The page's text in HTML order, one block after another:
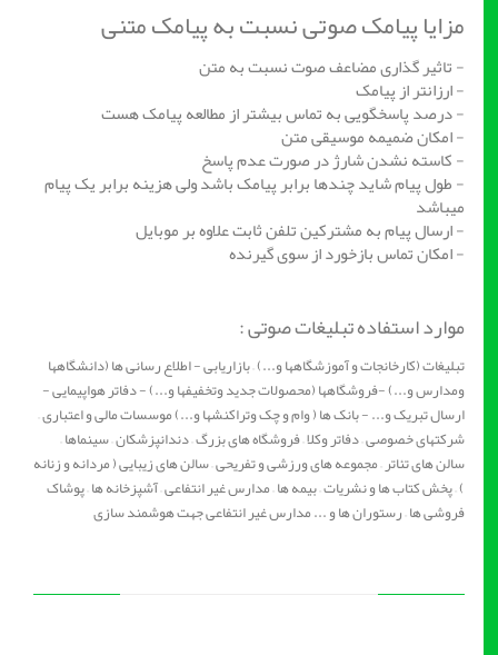
مزایا پیامک صوتی نسبت به پیامک متنی
- تاثیر گذاری مضاعف صوت نسبت به متن
- ارزانتر از پیامک
- درصد پاسخگویی به تماس بیشتر از مطالعه پیامک هست
- امکان ضمیمه موسیقی متن
- کاسته نشدن شارژ در صورت عدم پاسخ
- طول پیام شاید چندها برابر پیامک باشد ولی هزینه برابر یک پیام
میباشد
- ارسال پیام به مشترکین تلفن ثابت علاوه بر موبایل
- امکان تماس بازخورد از سوی گیرنده
موارد استفاده تبلیغات صوتی :
تبلیغات (کارخانجات و آموزشگاهها و...) – بازاریابی - اطلاع رسانی ها (دانشگاهها
ومدارس و...) -فروشگاهها (محصولات جدید وتخفیفها و...) - دفاتر هواپیمایی -
ارسال تبریک و... - بانک ها ( وام و چک وتراکنشها و...) موسسات مالی و اعتباری –
شرکتهای خصوصی – دفاتر وکلا – فروشگاه های بزرگ – دندانپزشکان – سینماها –
سالن های تئاتر – مجموعه های ورزشی و تفریحی – سالن های زیبایی ( مردانه و زنانه
) – پخش کتاب ها و نشریات – بیمه ها – مدارس غیر انتفاعی – آشپزخانه ها – پوشاک
فروشی ها – رستوران ها و ... مدارس غیر انتفاعی جهت هوشمند سازی